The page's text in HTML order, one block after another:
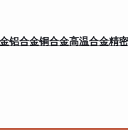
铝合金铜合金高温合金精